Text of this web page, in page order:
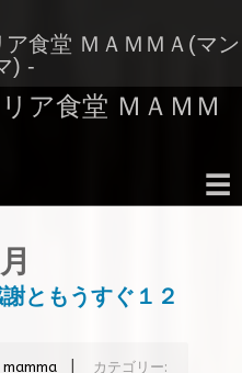
食堂 ＭＡＭＭＡ(マン
) -
ア食堂 ＭＡＭＭ
☰
ともうすぐ１２
mamma カテゴリー: